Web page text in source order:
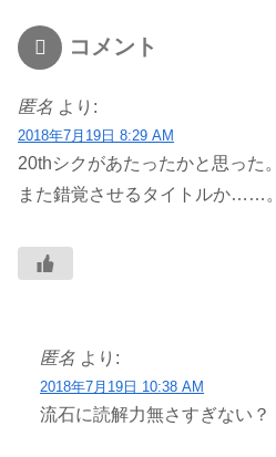
コメント
匿名 より:
2018年7月19日 8:29 AM
20thシクがあたったかと思った。
また錯覚させるタイトルか……。
匿名 より:
2018年7月19日 10:38 AM
流石に読解力無さすぎない？